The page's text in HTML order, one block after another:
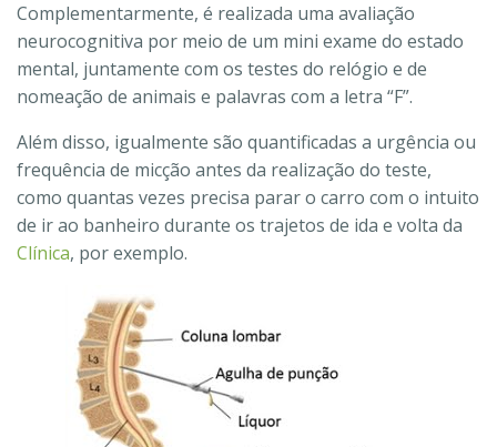
Complementarmente, é realizada uma avaliação
neurocognitiva por meio de um mini exame do estado
mental, juntamente com os testes do relógio e de
nomeação de animais e palavras com a letra “F”.
Além disso, igualmente são quantificadas a urgência ou
frequência de micção antes da realização do teste,
como quantas vezes precisa parar o carro com o intuito
de ir ao banheiro durante os trajetos de ida e volta da
Clínica, por exemplo.